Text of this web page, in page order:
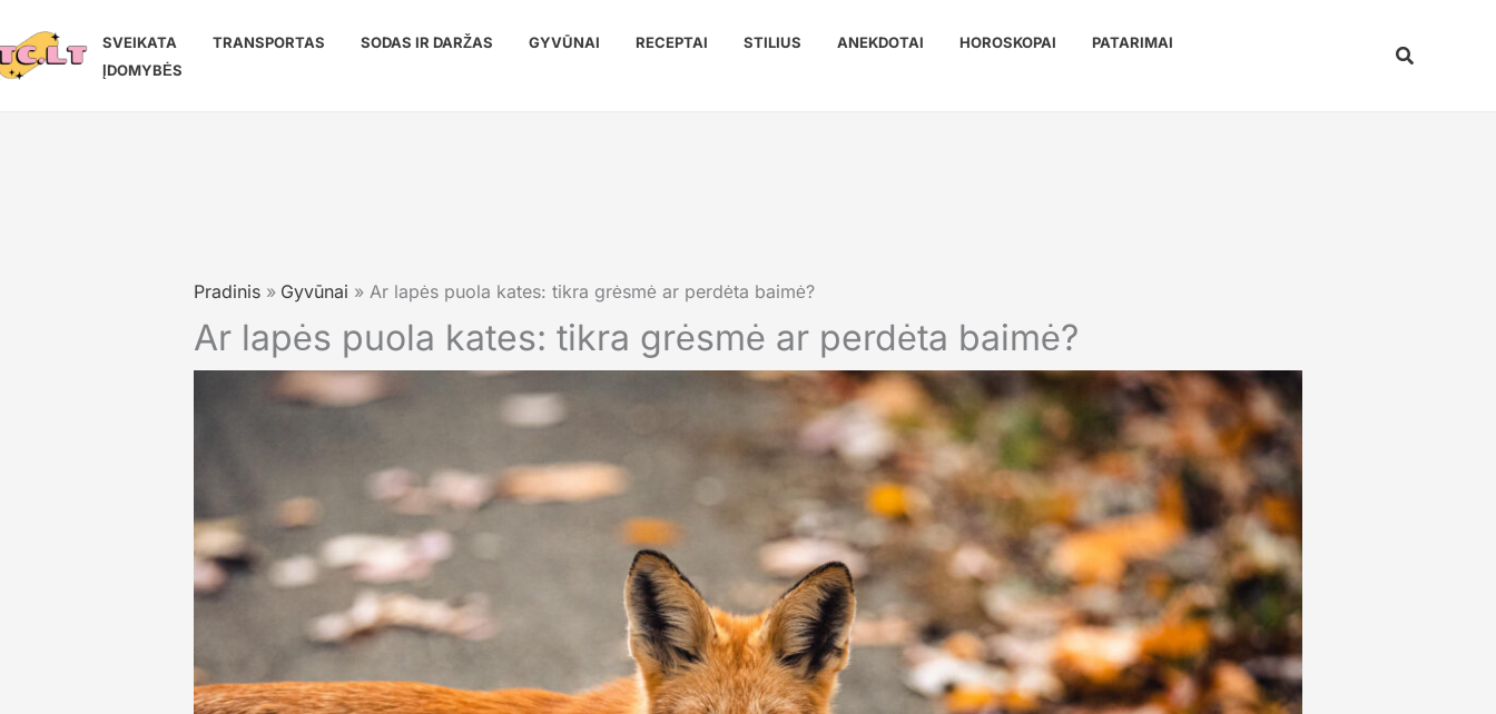
prie
turinio
SVEIKATA TRANSPORTAS SODAS IR DARŽAS GYVŪNAI RECEPTAI STILIUS ANEKDOTAI HOROSKOPAI
PATARIMAI
ĮDOMYBĖS
Paieška
Pradinis Gyvūnai Ar lapės puola kates: tikra grėsmė ar perdėta baimė?
Ar lapės puola kates: tikra grėsmė ar perdėta baimė?